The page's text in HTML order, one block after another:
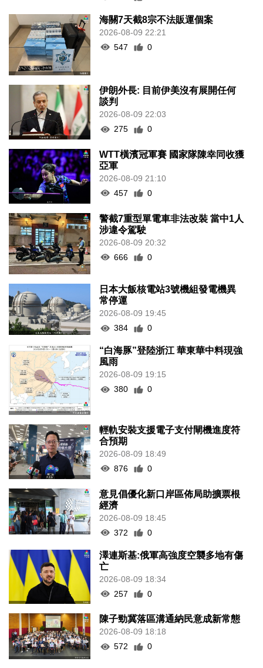
海關7天截8宗不法販運個案
2026-08-09 22:21
547
0
伊朗外長: 目前伊美沒有展開任何
談判
2026-08-09 22:03
275
0
WTT橫濱冠軍賽 國家隊陳幸同收獲
亞軍
2026-08-09 21:10
457
0
警截7重型單電車非法改裝 當中1人
涉違令駕駛
2026-08-09 20:32
666
0
日本大飯核電站3號機組發電機異
常停運
2026-08-09 19:45
384
0
“白海豚”登陸浙江 華東華中料現強
風雨
2026-08-09 19:15
380
0
輕軌安裝支援電子支付閘機進度符
合預期
2026-08-09 18:49
876
0
意見倡優化新口岸區佈局助擴票根
經濟
2026-08-09 18:45
372
0
澤連斯基:俄軍高強度空襲多地有傷
亡
2026-08-09 18:34
257
0
陳子勁冀落區溝通納民意成新常態
2026-08-09 18:18
572
0